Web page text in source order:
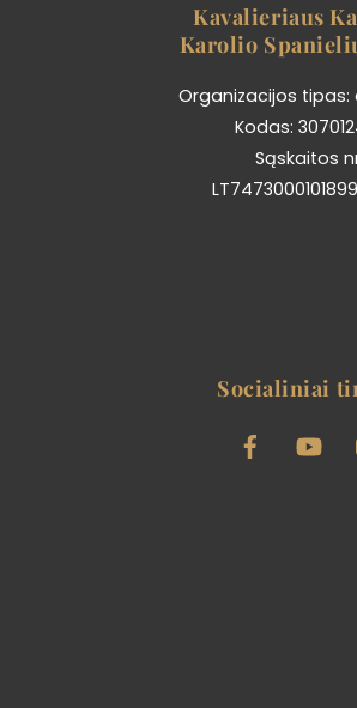
Kavalieriaus
Karolio
Organizacijos tipas:
Kodas:
Sąskaitos
Socialiniai